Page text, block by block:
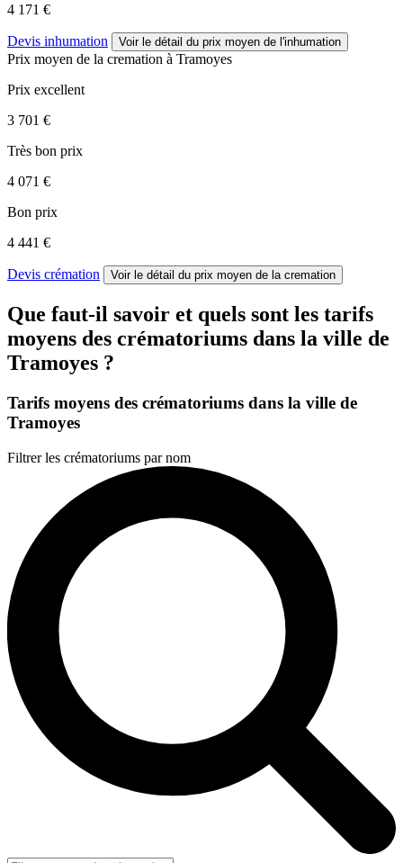
4 171 €
Devis inhumation Voir le détail du prix moyen de l'inhumation
Prix moyen de la cremation à Tramoyes
Prix excellent
3 701 €
Très bon prix
4 071 €
Bon prix
4 441 €
Devis crémation Voir le détail du prix moyen de la cremation
Que faut-il savoir et quels sont les tarifs
moyens des crématoriums dans la ville de
Tramoyes ?
Tarifs moyens des crématoriums dans la ville de
Tramoyes
Filtrer les crématoriums par nom